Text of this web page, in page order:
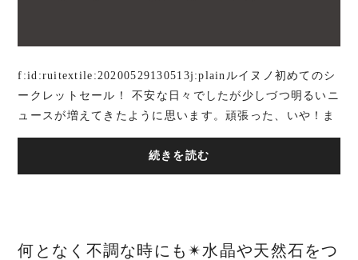
f:id:ruitextile:20200529130513j:plainルイヌノ初めてのシ
ークレットセール！ 不安な日々でしたが少しづつ明るいニ
ュースが増えてきたように思います。頑張った、いや！ま
だ頑張っているご褒美になったら.....
続きを読む
何となく不調な時にも✴︎水晶や天然石をつ